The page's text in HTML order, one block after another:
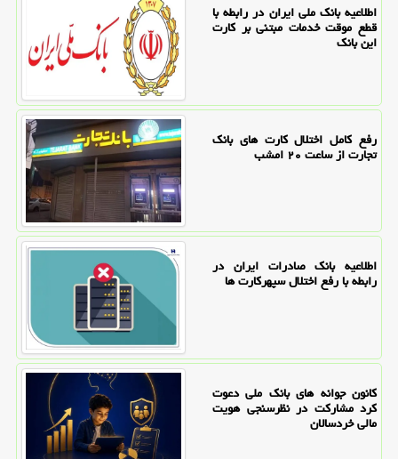
اطلاعیه بانک ملی ایران در رابطه با
قطع موقت خدمات مبتنی بر کارت
این بانک
رفع کامل اختلال کارت های بانک
تجارت از ساعت ۲۰ امشب
اطلاعیه بانک صادرات ایران در
رابطه با رفع اختلال سپهرکارت ها
کانون جوانه های بانک ملی دعوت
کرد مشارکت در نظرسنجی هویت
مالی خردسالان